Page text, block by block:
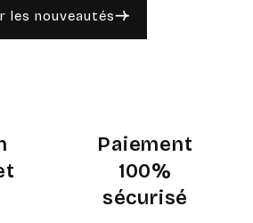
les nouveautés
Paiement
100%
sécurisé